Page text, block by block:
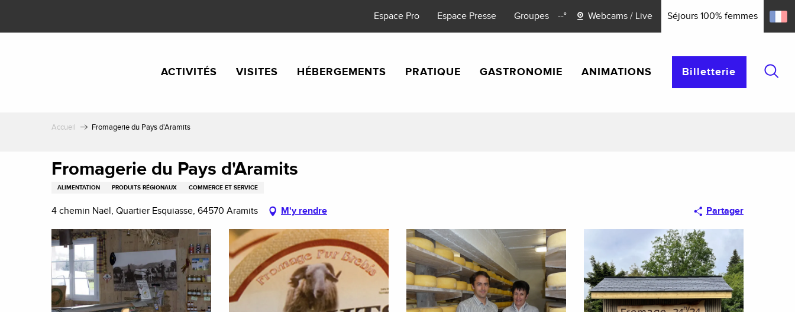
contenu
Espace Pro Espace Presse Groupes --° Webcams / Live Séjours 100% femmes
ACTIVITÉS VISITES HÉBERGEMENTS PRATIQUE GASTRONOMIE ANIMATIONS Billetterie
Accueil Fromagerie du Pays d'Aramits
Fromagerie du Pays d'Aramits
ALIMENTATION PRODUITS RÉGIONAUX COMMERCE ET SERVICE
4 chemin Naël, Quartier Esquiasse, 64570 Aramits M'y rendre Partager